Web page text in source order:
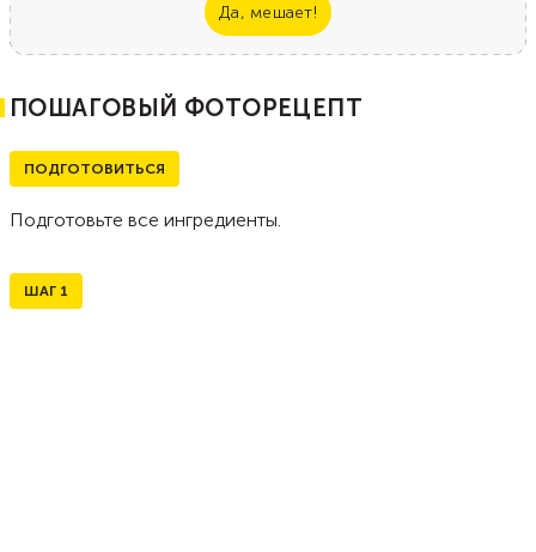
Да, мешает!
ПОШАГОВЫЙ ФОТОРЕЦЕПТ
ПОДГОТОВИТЬСЯ
Подготовьте все ингредиенты.
ШАГ 1